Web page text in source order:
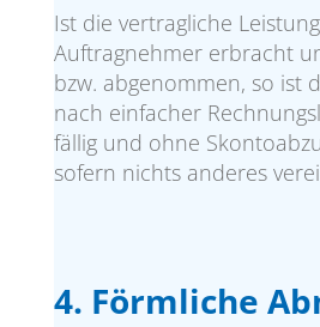
Ist die vertragliche
Auftragnehmer erbracht
bzw. abgenommen, so ist
nach einfacher
fällig und ohne
sofern nichts anderes
4. Förmliche